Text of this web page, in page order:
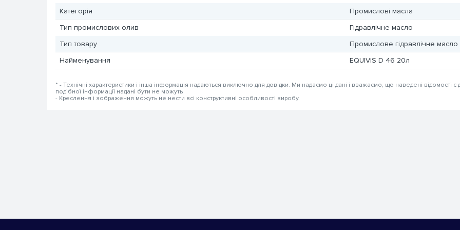
Категорія
Промислові масла
Тип промислових олив
Гідравлічне масло
Тип товару
Промислове гідравлічне масло
Найменування
EQUIVIS D 46 20л
* - Технічні характеристики і інша інформація надаються виключно для довідки. Ми надаємо ці дані і вважаємо, що наведені відомості є
подібної інформації надані бути не можуть
- Креслення і зображення можуть не нести всі конструктивні особливості виробу.